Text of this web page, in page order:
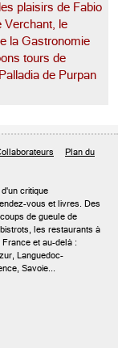
plaisirs de Fabio
Verchant, le
la Gastronomie
tours de
de Purpan
Plan du
critique
vous et livres. Des
de gueule de
les restaurants à
et au-delà :
Languedoc-
Savoie...